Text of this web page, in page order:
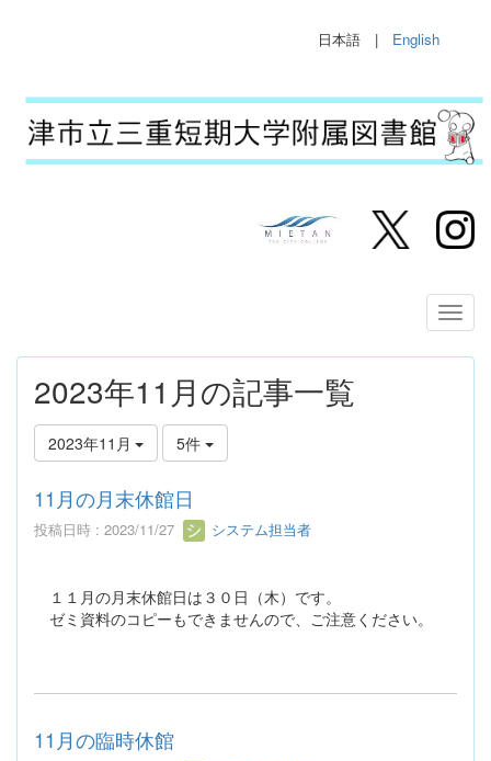
日本語 | English
2023年11月の記事一覧
2023年11月 5件
11月の月末休館日
投稿日時 : 2023/11/27 システム担当者
１１月の月末休館日は３０日（木）です。
ゼミ資料のコピーもできませんので、ご注意ください。
11月の臨時休館